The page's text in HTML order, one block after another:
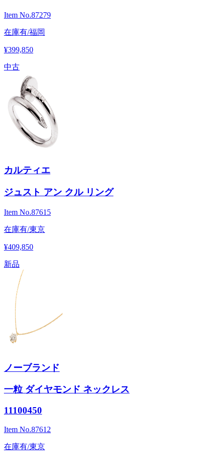
Item No.87279
在庫有/福岡
¥399,850
中古
カルティエ
ジュスト アン クル リング
Item No.87615
在庫有/東京
¥409,850
新品
ノーブランド
一粒 ダイヤモンド ネックレス
11100450
Item No.87612
在庫有/東京